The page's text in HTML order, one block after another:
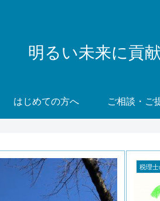
明るい未来に貢
はじめての方へ ご相談・ご
税理